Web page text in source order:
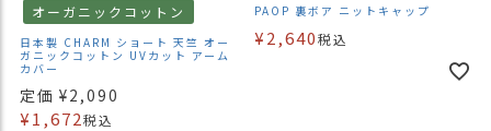
オーガニックコットン
日本製 CHARM ショート 天竺 オー
ガニックコットン UVカット アーム
カバー
定価 ¥2,090
¥1,672税込
PAOP 裏ボア ニットキャップ
¥2,640税込